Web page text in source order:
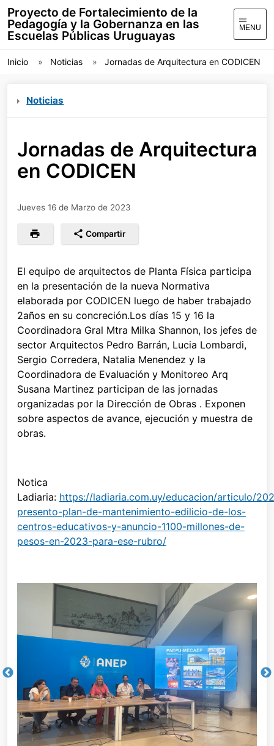
Proyecto de Fortalecimiento de la
Pedagogía y la Gobernanza en las
Escuelas Públicas Uruguayas
MENU
Inicio Noticias Jornadas de Arquitectura en CODICEN
Noticias
Jornadas de Arquitectura
en CODICEN
Jueves 16 de Marzo de 2023
Compartir
El equipo de arquitectos de Planta Física participa
en la presentación de la nueva Normativa
elaborada por CODICEN luego de haber trabajado
2años en su concreción.Los días 15 y 16 la
Coordinadora Gral Mtra Milka Shannon, los jefes de
sector Arquitectos Pedro Barrán, Lucia Lombardi,
Sergio Corredera, Natalia Menendez y la
Coordinadora de Evaluación y Monitoreo Arq
Susana Martinez participan de las jornadas
organizadas por la Dirección de Obras . Exponen
sobre aspectos de avance, ejecución y muestra de
obras.
Notica
Ladiaria: https://ladiaria.com.uy/educacion/articulo/
presento-plan-de-mantenimiento-edilicio-de-los-
centros-educativos-y-anuncio-1100-millones-de-
pesos-en-2023-para-ese-rubro/